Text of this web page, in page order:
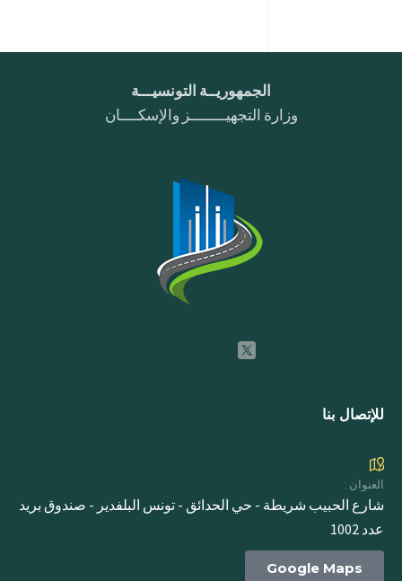
الجمهوريــة التونسيـــة
وزارة التجهيــــــــز والإسكــــان
للإتصال بنا
العنوان :
شارع الحبيب شريطة - حي الحدائق - تونس البلفدير - صندوق بريد
عدد 1002
Google Maps